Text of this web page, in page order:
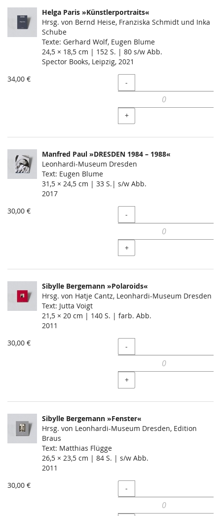
Helga Paris »Künstlerportraits«
Hrsg. von Bernd Heise, Franziska Schmidt und Inka
Schube
Texte: Gerhard Wolf, Eugen Blume
24,5 × 18,5 cm | 152 S. | 80 s/w Abb.
Spector Books, Leipzig, 2021
34,00 €
Menge
-
+
Manfred Paul »DRESDEN 1984 – 1988«
Leonhardi-Museum Dresden
Text: Eugen Blume
31,5 × 24,5 cm | 33 S.| s/w Abb.
2017
30,00 €
Menge
-
+
Sibylle Bergemann »Polaroids«
Hrsg. von Hatje Cantz, Leonhardi-Museum Dresden
Text: Jutta Voigt
21,5 × 20 cm | 140 S. | farb. Abb.
2011
30,00 €
Menge
-
+
Sibylle Bergemann »Fenster«
Hrsg. von Leonhardi-Museum Dresden, Edition
Braus
Text: Matthias Flügge
26,5 × 23,5 cm | 84 S. | s/w Abb.
2011
30,00 €
Menge
-